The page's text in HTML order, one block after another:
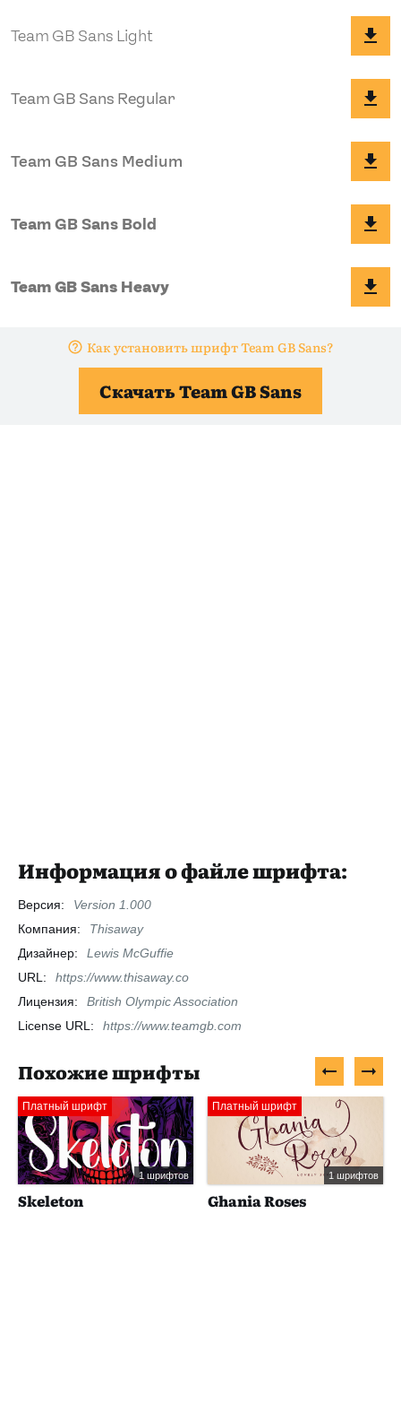
Как установить шрифт Team GB Sans?
Скачать Team GB Sans
Информация о файле шрифта:
Версия:
Version 1.000
Компания:
Thisaway
Дизайнер:
Lewis McGuffie
URL:
https://www.thisaway.co
Лицензия:
British Olympic Association
License URL:
https://www.teamgb.com
Похожие шрифты
Платный шрифт
1 шрифтов
Skeleton
Платный шрифт
1 шрифтов
Ghania Roses